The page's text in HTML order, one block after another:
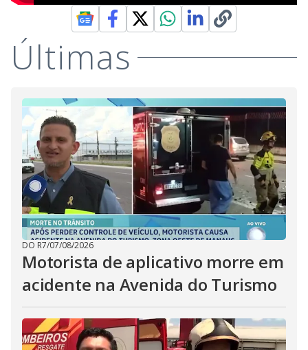
Últimas
DO R7/07/08/2026
Motorista de aplicativo morre em
acidente na Avenida do Turismo